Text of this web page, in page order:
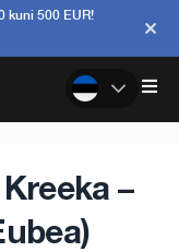
kuni 500 EUR!
–